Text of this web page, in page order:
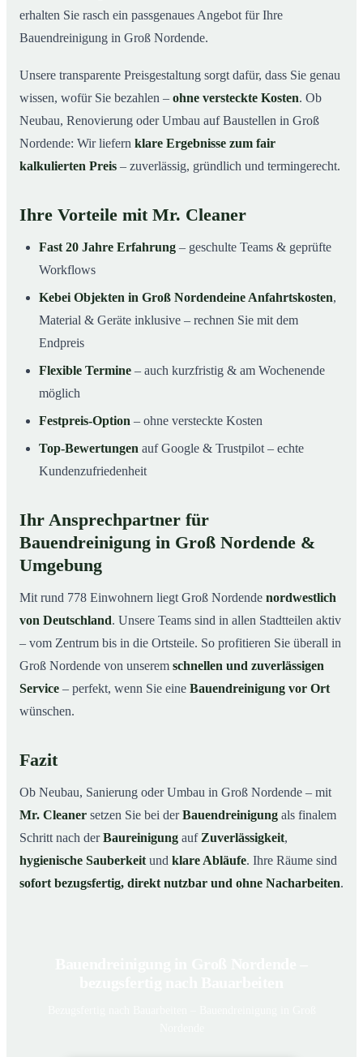
erhalten Sie rasch ein passgenaues Angebot für Ihre
Bauendreinigung in Groß Nordende.
Unsere transparente Preisgestaltung sorgt dafür, dass Sie genau
wissen, wofür Sie bezahlen – ohne versteckte Kosten. Ob
Neubau, Renovierung oder Umbau auf Baustellen in Groß
Nordende: Wir liefern klare Ergebnisse zum fair
kalkulierten Preis – zuverlässig, gründlich und termingerecht.
Ihre Vorteile mit Mr. Cleaner
Fast 20 Jahre Erfahrung – geschulte Teams & geprüfte
Workflows
Kebei Objekten in Groß Nordendeine Anfahrtskosten,
Material & Geräte inklusive – rechnen Sie mit dem
Endpreis
Flexible Termine – auch kurzfristig & am Wochenende
möglich
Festpreis-Option – ohne versteckte Kosten
Top-Bewertungen auf Google & Trustpilot – echte
Kundenzufriedenheit
Ihr Ansprechpartner für
Bauendreinigung in Groß Nordende &
Umgebung
Mit rund 778 Einwohnern liegt Groß Nordende nordwestlich
von Deutschland. Unsere Teams sind in allen Stadtteilen aktiv
– vom Zentrum bis in die Ortsteile. So profitieren Sie überall in
Groß Nordende von unserem schnellen und zuverlässigen
Service – perfekt, wenn Sie eine Bauendreinigung vor Ort
wünschen.
Fazit
Ob Neubau, Sanierung oder Umbau in Groß Nordende – mit
Mr. Cleaner setzen Sie bei derBauendreinigung als finalem
Schritt nach derBaureinigung auf Zuverlässigkeit,
hygienische Sauberkeit und klare Abläufe. Ihre Räume sind
sofort bezugsfertig, direkt nutzbar und ohne Nacharbeiten.